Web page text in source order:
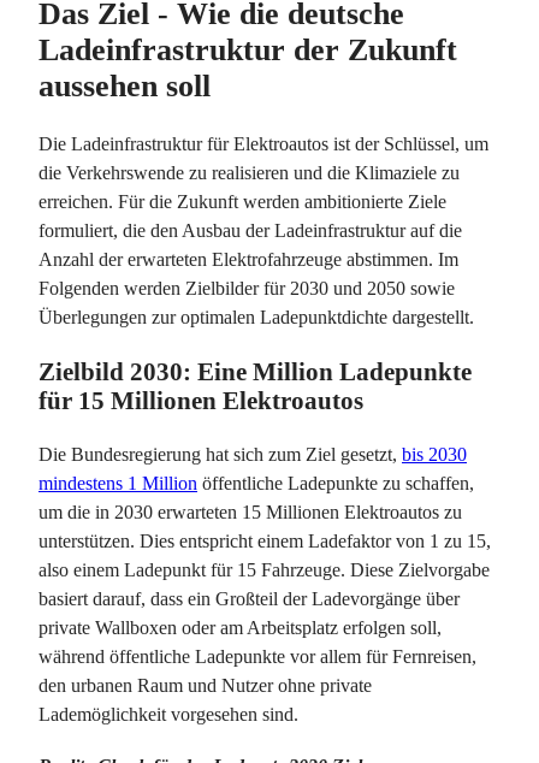
Das Ziel - Wie die deutsche
Ladeinfrastruktur der Zukunft
aussehen soll
Die Ladeinfrastruktur für Elektroautos ist der Schlüssel, um
die Verkehrswende zu realisieren und die Klimaziele zu
erreichen. Für die Zukunft werden ambitionierte Ziele
formuliert, die den Ausbau der Ladeinfrastruktur auf die
Anzahl der erwarteten Elektrofahrzeuge abstimmen. Im
Folgenden werden Zielbilder für 2030 und 2050 sowie
Überlegungen zur optimalen Ladepunktdichte dargestellt.
Zielbild 2030: Eine Million Ladepunkte
für 15 Millionen Elektroautos
Die Bundesregierung hat sich zum Ziel gesetzt, bis 2030
mindestens 1 Million öffentliche Ladepunkte zu schaffen,
um die in 2030 erwarteten 15 Millionen Elektroautos zu
unterstützen. Dies entspricht einem Ladefaktor von 1 zu 15,
also einem Ladepunkt für 15 Fahrzeuge. Diese Zielvorgabe
basiert darauf, dass ein Großteil der Ladevorgänge über
private Wallboxen oder am Arbeitsplatz erfolgen soll,
während öffentliche Ladepunkte vor allem für Fernreisen,
den urbanen Raum und Nutzer ohne private
Lademöglichkeit vorgesehen sind.